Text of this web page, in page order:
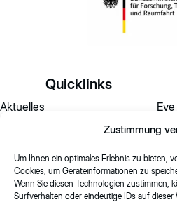
Zustimmung
Um Ihnen ein optimales Erlebnis zu bieten,
Cookies, um Geräteinformationen zu
Wenn Sie diesen Technologien zustimmen,
Surfverhalten oder eindeutige IDs auf dieser
Quicklinks
Aktuelles
Glossar
Hackathon2025